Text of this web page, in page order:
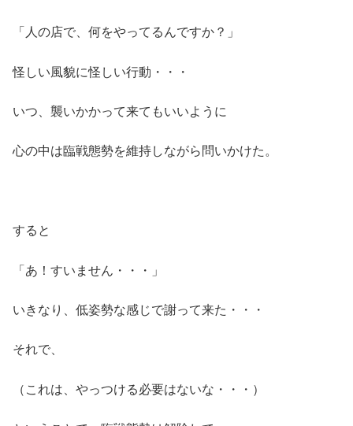
「人の店で、何をやってるんですか？」
怪しい風貌に怪しい行動・・・
いつ、襲いかかって来てもいいように
心の中は臨戦態勢を維持しながら問いかけた。
すると
「あ！すいません・・・」
いきなり、低姿勢な感じで謝って来た・・・
それで、
（これは、やっつける必要はないな・・・）